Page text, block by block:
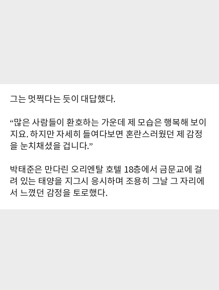
그는 멋쩍다는 듯이 대답했다.
“많은 사람들이 환호하는 가운데 제 모습은 행복해 보이
지요. 하지만 자세히 들여다보면 혼란스러웠던 제 감정
을 눈치채셨을 겁니다.”
박태준은 만다린 오리엔탈 호텔 18층에서 금문교에 걸
려 있는 태양을 지그시 응시하며 조용히 그날 그 자리에
서 느꼈던 감정을 토로했다.